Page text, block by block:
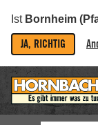
Ist Bornheim
JA, RICHTIG